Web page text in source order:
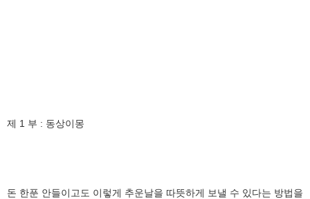
제 1 부 : 동상이몽
돈 한푼 안들이고도 이렇게 추운날을 따뜻하게 보낼 수 있다는 방법을